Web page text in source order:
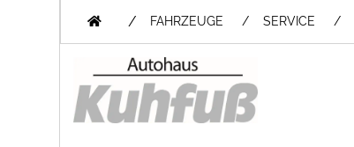
/ FAHRZEUGE SERVICE